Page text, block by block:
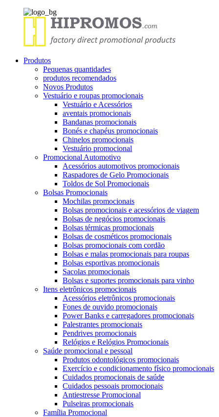
Produtos
Pequenas quantidades
produtos recomendados
Novos Produtos
Vestuário e roupas promocionais
Vestuário e Acessórios
aventais promocionais
Bandanas promocionais
Bonés e chapéus promocionais
Chinelos promocionais
Vestuário promocional
Promocional Automotivo
Acessórios automotivos promocionais
Raspadores de Gelo Promocionais
Toldos de Sol Promocionais
Bolsas Promocionais
Mochilas promocionais
Bolsas promocionais e acessórios de viagem
Bolsas de negócios promocionais
Bolsas térmicas promocionais
Bolsas de cosméticos promocionais
Bolsas promocionais com cordão
Bolsas e malas promocionais para roupas
Bolsas esportivas promocionais
Sacolas promocionais
Bolsas e suportes promocionais para vinho
Itens eletrônicos promocionais
Acessórios eletrônicos promocionais
Fones de ouvido promocionais
Power Banks e carregadores promocionais
Palestrantes promocionais
Pendrives promocionais
Relógios e Relógios Promocionais
Saúde promocional e pessoal
Produtos odontológicos promocionais
Exercício e condicionamento físico promocionais
Cuidados promocionais de saúde
Cuidados pessoais promocionais
Antiestresse Promocional
Pulseiras promocionais
Família Promocional